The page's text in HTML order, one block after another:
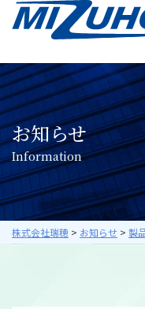
HOME
事業案内
半導体・電子部
産業機械・制御
空調機器・住宅
プラントシステム
海外ビジネス
取り扱いメーカ
お知らせ
Information
株式会社瑞穂 > お知らせ > 製